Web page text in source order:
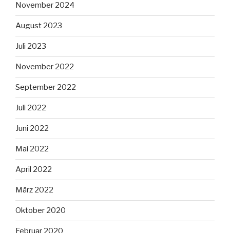
November 2024
August 2023
Juli 2023
November 2022
September 2022
Juli 2022
Juni 2022
Mai 2022
April 2022
März 2022
Oktober 2020
Februar 2020